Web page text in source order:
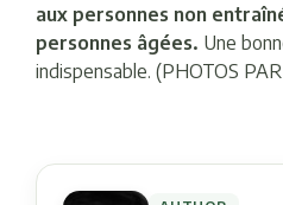
aux personnes non
personnes âgées. Une
indispensable. (PHOTOS